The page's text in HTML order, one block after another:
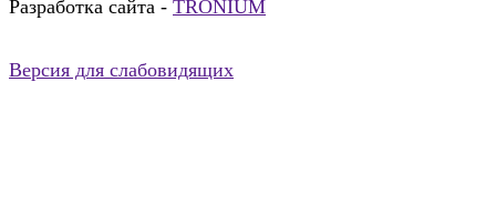
Разработка сайта - TRONIUM
Версия для слабовидящих